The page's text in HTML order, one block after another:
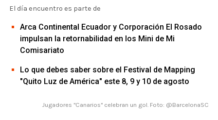
El día encuentro es parte de
Arca Continental Ecuador y Corporación El Rosado
impulsan la retornabilidad en los Mini de Mi
Comisariato
Lo que debes saber sobre el Festival de Mapping
"Quito Luz de América" este 8, 9 y 10 de agosto
Jugadores "Canarios" celebran un gol. Foto: @BarcelonaSC